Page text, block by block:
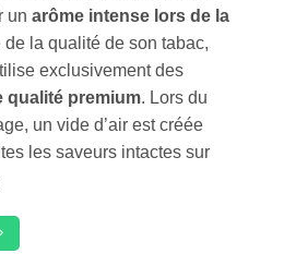
un arôme intense lors de la
de la qualité de son tabac,
exclusivement des
qualité premium. Lors du
un vide d’air est créée
les saveurs intactes sur